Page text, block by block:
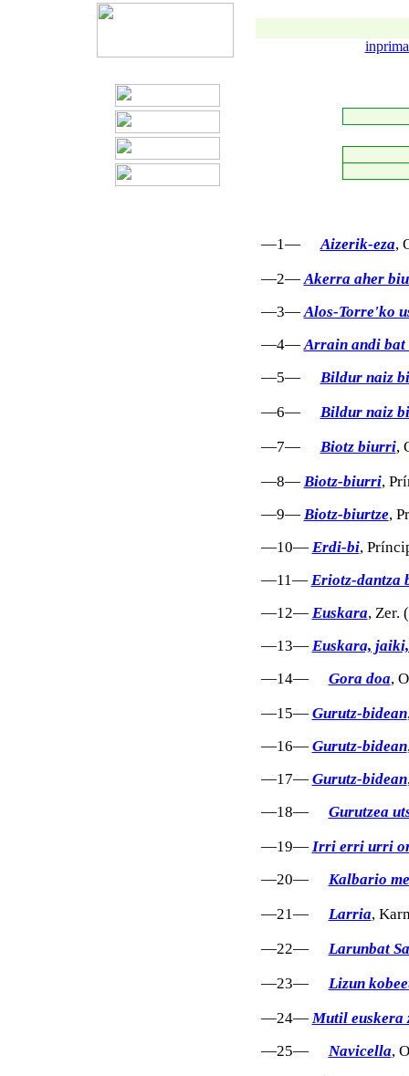
—1— Aizerik-eza,
—2—Akerra aher
—3—Alos-Torre'ko
—4—Arrain andi bat
—5—
Bildur naiz
—6—
Bildur naiz
—7—
Biotz biurri,
—8— Biotz-biurri,
—9— Biotz-biurtze,
—10— Erdi-bi,
—11— Eriotz-dantza
—12— Euskara, Zer.
—13— Euskara,
—14—
Gora doa,
—15— Gurutz-bidean
—16— Gurutz-bidean
—17— Gurutz-bidean
—18—
Gurutzea
—19— Irri erri urri
—20—
Kalbario
—21—
Larria,
—22—
Larunbat
—23—
Lizun
—24—Mutil euskera
—25—
Navicella,